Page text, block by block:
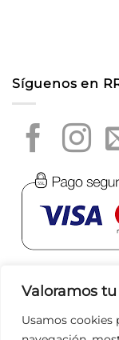
Valoramos
Usamos cookies
Síguenos en